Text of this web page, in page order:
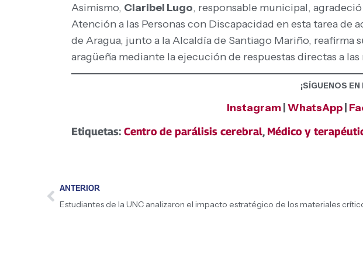
Asimismo, Claribel Lugo, responsable municipal,
Atención a las Personas con Discapacidad en esta tarea
de Aragua, junto a la Alcaldía de Santiago Mariño,
aragüeña mediante la ejecución de respuestas directas a
¡SÍGUENOS
Instagram WhatsApp
Etiquetas: Centro de parálisis cerebral, Médico y
ANTERIOR
Estudiantes de la UNC analizaron el impacto estratégico de los materiales